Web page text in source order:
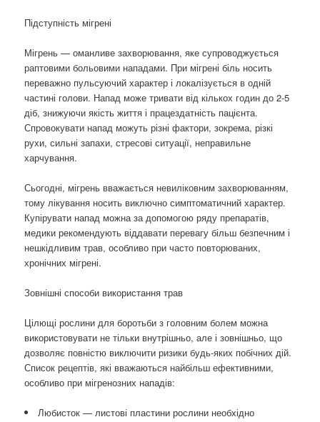
Підступність мігрені
Мігрень — оманливе захворювання, яке супроводжується
раптовими больовими нападами. При мігрені біль носить
переважно пульсуючий характер і локалізується в одній
частині голови. Напад може тривати від кількох годин до 2-5
діб, знижуючи якість життя і працездатність пацієнта.
Спровокувати напад можуть різні фактори, зокрема, різкі
рухи, сильні запахи, стресові ситуації, неправильне
харчування.
Сьогодні, мігрень вважається невиліковним захворюванням,
тому лікування носить виключно симптоматичний характер.
Купірувати напад можна за допомогою ряду препаратів,
медики рекомендують віддавати перевагу більш безпечним і
нешкідливим трав, особливо при часто повторюваних,
хронічних мігрені.
Зовнішні способи використання трав
Цілющі рослини для боротьби з головним болем можна
використовувати не тільки внутрішньо, але і зовнішньо, що
дозволяє повністю виключити ризики будь-яких побічних дій.
Список рецептів, які вважаються найбільш ефективними,
особливо при мігренозних нападів:
Любисток — листові пластини рослини необхідно